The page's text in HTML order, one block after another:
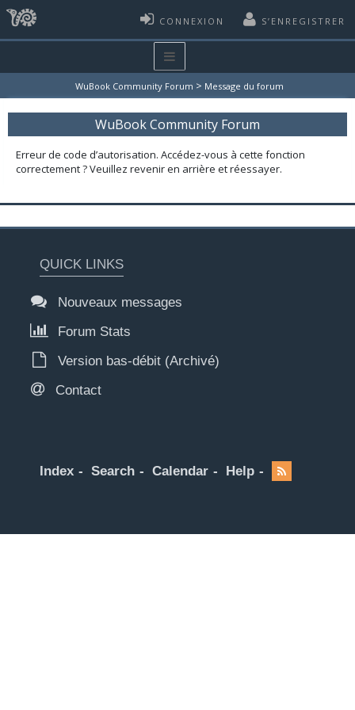
CONNEXION S’ENREGISTRER
WuBook Community Forum > Message du forum
WuBook Community Forum
Erreur de code d’autorisation. Accédez-vous à cette fonction
correctement ? Veuillez revenir en arrière et réessayer.
QUICK LINKS
Nouveaux messages
Forum Stats
Version bas-débit (Archivé)
Contact
Index Search Calendar Help